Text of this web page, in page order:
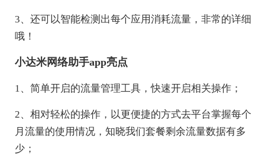
3、还可以智能检测出每个应用消耗流量，非常的详细
哦！
小达米网络助手app亮点
1、简单开启的流量管理工具，快速开启相关操作；
2、相对轻松的操作，以更便捷的方式去平台掌握每个
月流量的使用情况，知晓我们套餐剩余流量数据有多
少；